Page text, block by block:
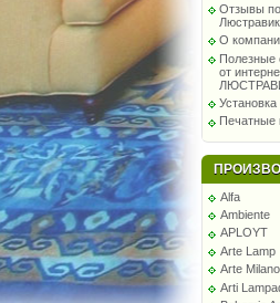
Отзывы
Люстравик
О
Полезные
от
Печатные
Alfa
Ambiente
APLOYT
Arte Lamp
Arte Milano
Arti